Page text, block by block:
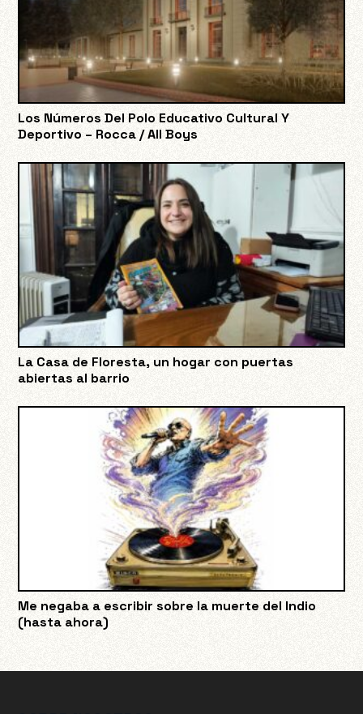
Los Números Del Polo Educativo Cultural Y
Deportivo – Rocca / All Boys
La Casa de Floresta, un hogar con puertas
abiertas al barrio
Me negaba a escribir sobre la muerte del Indio
(hasta ahora)